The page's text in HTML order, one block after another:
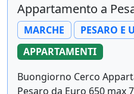
Appartamento a
MARCHE PESARO E
APPARTAMENTI
Buongiorno Cerco
Pesaro da Euro 650 max